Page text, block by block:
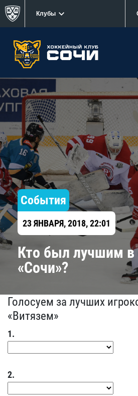
Клубы
События
23 ЯНВАРЯ, 2018, 22:01
Кто был лучшим в
«Сочи»?
Голосуем за лучших
«Витязем»
1.
2.